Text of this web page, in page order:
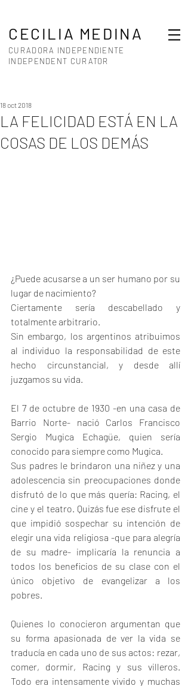
CECILIA MEDINA
CURADORA INDEPENDIENTE
INDEPENDENT CURATOR
LA FELICIDAD ESTÁ EN LA
COSAS DE LOS DEMÁS
18 oct 2018
¿Puede acusarse a un ser humano por su
lugar de nacimiento?
Ciertamente sería descabellado y
totalmente arbitrario.
Sin embargo, los argentinos atribuimos
al individuo la responsabilidad de este
hecho circunstancial, y desde allí
juzgamos su vida.
El 7 de octubre de 1930 -en una casa de
Barrio Norte- nació Carlos Francisco
Sergio Mugica Echagüe, quien sería
conocido para siempre como Mugica.
Sus padres le brindaron una niñez y una
adolescencia sin preocupaciones donde
disfrutó de lo que más quería: Racing, el
cine y el teatro. Quizás fue ese disfrute el
que impidió sospechar su intención de
elegir una vida religiosa -que para alegría
de su madre- implicaría la renuncia a
todos los beneficios de su clase con el
único objetivo de evangelizar a los
pobres.
Quienes lo conocieron argumentan que
su forma apasionada de ver la vida se
traducía en cada uno de sus actos: rezar,
comer, dormir, Racing y sus villeros.
Todo era intensamente vivido y muchas